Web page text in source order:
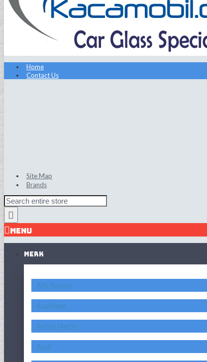
Home
Contact Us
Site Map
Brands
MENU
MERK
Alfa Romeo
Asahimas
Aston Martin
Audi